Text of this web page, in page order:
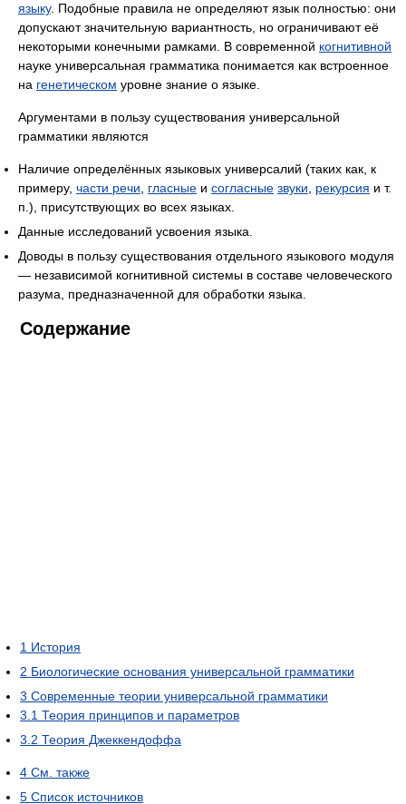
языку. Подобные правила не определяют язык полностью: они
допускают значительную вариантность, но ограничивают её
некоторыми конечными рамками. В современной когнитивной
науке универсальная грамматика понимается как встроенное
на генетическом уровне знание о языке.
Аргументами в пользу существования универсальной
грамматики являются
Наличие определённых языковых универсалий (таких как, к
примеру, части речи гласные и согласные звуки рекурсия и т.
п.), присутствующих во всех языках.
Данные исследований усвоения языка.
Доводы в пользу существования отдельного языкового модуля
— независимой когнитивной системы в составе человеческого
разума, предназначенной для обработки языка.
Содержание
1 История
2 Биологические основания универсальной грамматики
3 Современные теории универсальной грамматики
3.1 Теория принципов и параметров
3.2 Теория Джеккендоффа
4 См. также
5 Список источников